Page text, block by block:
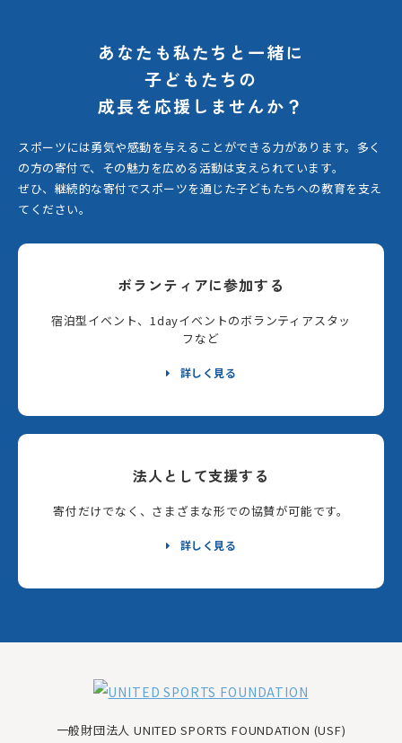
あなたも私たちと一緒に
子どもたちの
成長を応援しませんか？
スポーツには勇気や感動を与えることができる力があります。 多く
の方の寄付で、その魅力を広める活動は支えられています。
ぜひ、継続的な寄付でスポーツを通じた子どもたちへの教育を支え
てください。
ボランティアに参加する
宿泊型イベント、1dayイベントのボランティアスタッ
フなど
詳しく見る
法人として支援する
寄付だけでなく、さまざまな形での協賛が可能です。
詳しく見る
一般財団法人 UNITED SPORTS FOUNDATION (USF)